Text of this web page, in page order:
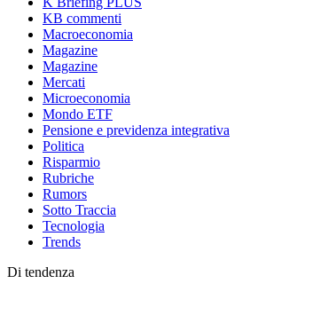
KB commenti
Macroeconomia
Magazine
Magazine
Mercati
Microeconomia
Mondo ETF
Pensione e previdenza integrativa
Politica
Risparmio
Rubriche
Rumors
Sotto Traccia
Tecnologia
Trends
Di tendenza